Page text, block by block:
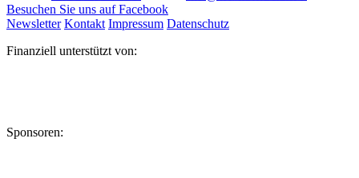
Besuchen Sie uns auf Facebook
Newsletter Kontakt Impressum Datenschutz
Finanziell unterstützt von:
Sponsoren: